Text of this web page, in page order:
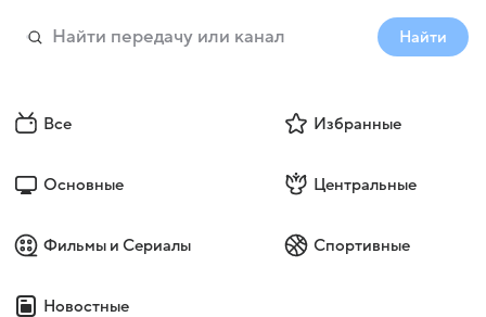
Найти
Все Избранные
Основные Центральные
Фильмы и Сериалы Спортивные
Новостные